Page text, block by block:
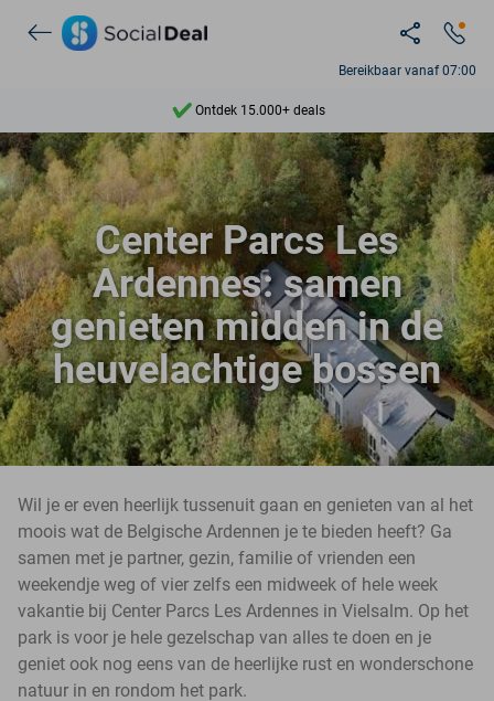
Bereikbaar vanaf 07:00
Ontdek 15.000+ deals
7 dagen per week beschikbaar
10+ miljoen leden
9,4
Ontdek 15.000+ deals
Center Parcs Les
Ardennes: samen
genieten midden in de
heuvelachtige bossen
Wil je er even heerlijk tussenuit gaan en genieten van al het
moois wat de Belgische Ardennen je te bieden heeft? Ga
samen met je partner, gezin, familie of vrienden een
weekendje weg of vier zelfs een midweek of hele week
vakantie bij Center Parcs Les Ardennes in Vielsalm. Op het
park is voor je hele gezelschap van alles te doen en je
geniet ook nog eens van de heerlijke rust en wonderschone
natuur in en rondom het park.